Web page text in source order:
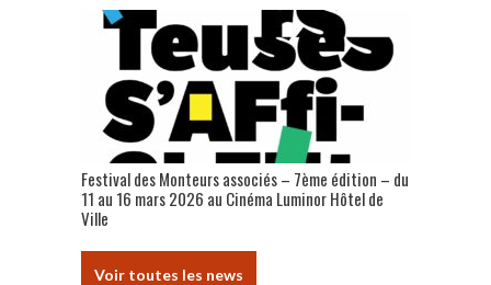
Festival des Monteurs associés – 7ème édition – du
11 au 16 mars 2026 au Cinéma Luminor Hôtel de
Ville
Voir toutes les news